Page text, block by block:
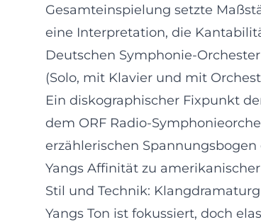
Gesamteinspielung setzte
eine Interpretation, die
Deutschen Symphonie-
(Solo, mit Klavier und mit
Ein diskographischer Fixpunkt
dem ORF Radio-
erzählerischen
Yangs Affinität zu
Stil und Technik:
Yangs Ton ist fokussiert, doch